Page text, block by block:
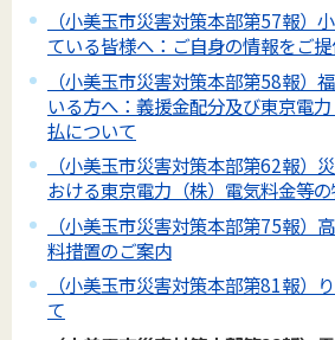
（小美玉市災害対策本部第57報）
ている皆様へ：ご自身の情報をご
（小美玉市災害対策本部第58報）
いる方へ：義援金配分及び東京電
払について
（小美玉市災害対策本部第62報）
おける東京電力（株）電気料金等
（小美玉市災害対策本部第75報）
料措置のご案内
（小美玉市災害対策本部第81報）
て